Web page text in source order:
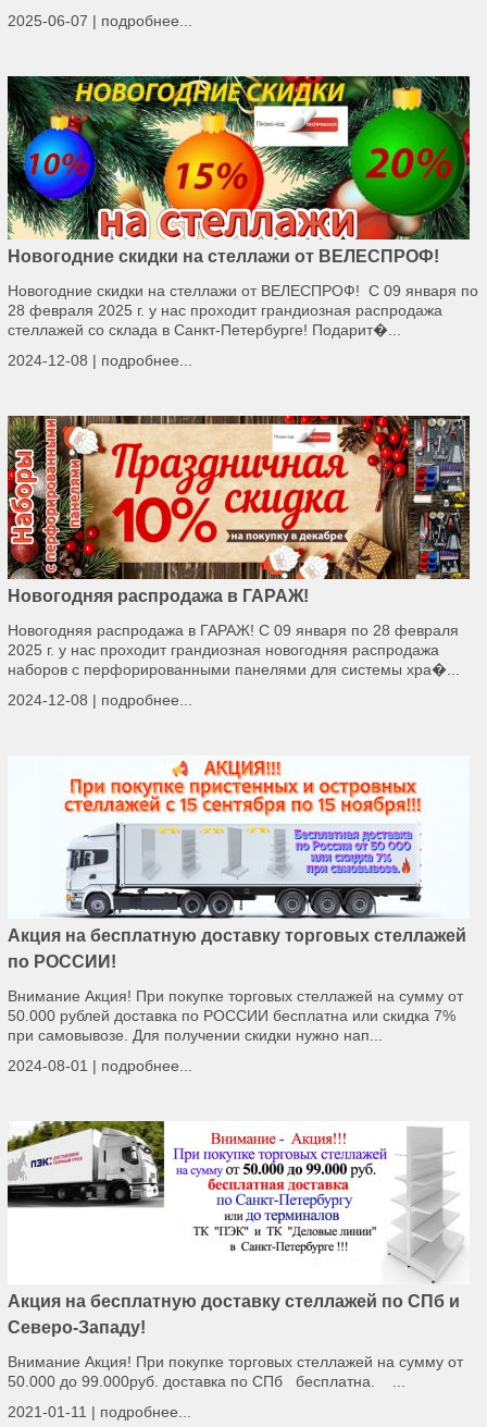
2025-06-07 | подробнее...
Новогодние скидки на стеллажи от ВЕЛЕСПРОФ!
Новогодние скидки на стеллажи от ВЕЛЕСПРОФ! С 09 января по
28 февраля 2025 г. у нас проходит грандиозная распродажа
стеллажей со склада в Санкт-Петербурге! Подарит�...
2024-12-08 | подробнее...
Новогодняя распродажа в ГАРАЖ!
Новогодняя распродажа в ГАРАЖ! С 09 января по 28 февраля
2025 г. у нас проходит грандиозная новогодняя распродажа
наборов с перфорированными панелями для системы хра�...
2024-12-08 | подробнее...
Акция на бесплатную доставку торговых стеллажей
по РОССИИ!
Внимание Акция! При покупке торговых стеллажей на сумму от
50.000 рублей доставка по РОССИИ бесплатна или скидка 7%
при самовывозе. Для получении скидки нужно нап...
2024-08-01 | подробнее...
Акция на бесплатную доставку стеллажей по СПб и
Северо-Западу!
Внимание Акция! При покупке торговых стеллажей на сумму от
50.000 до 99.000руб. доставка по СПб бесплатна. ...
2021-01-11 | подробнее...